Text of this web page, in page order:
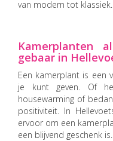
van modern tot klassiek.
Kamerplanten
gebaar in
Een kamerplant is een
je kunt geven. Of
housewarming of
positiviteit. In
ervoor om een
een blijvend geschenk is.